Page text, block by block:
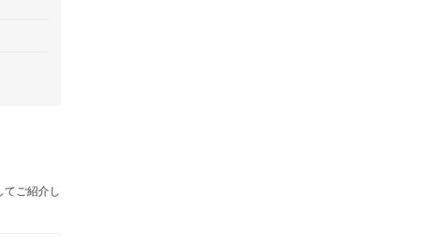
、厚さは
てご紹介し